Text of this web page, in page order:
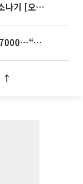
35도 안팎 무더위 이어져…전국 곳곳 소나기 [오늘 날씨]
[주간증시전망] 다음주 코스피 6000~7000⋯“外人 수급은 정책이 변수”
↑